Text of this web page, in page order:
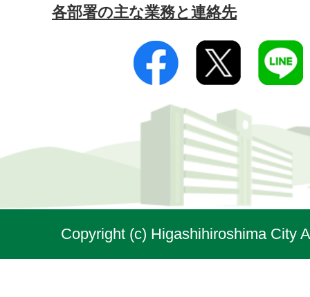
各部署の主な業務と連絡先
Copyright (c) Higashihiroshima City